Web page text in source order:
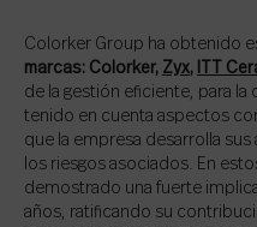
Colorker Group ha obtenido
marcas: Colorker, Zyx, ITT
de la gestión eficiente, para
tenido en cuenta aspectos
que la empresa desarrolla
los riesgos asociados. En
demostrado una fuerte
años, ratificando su